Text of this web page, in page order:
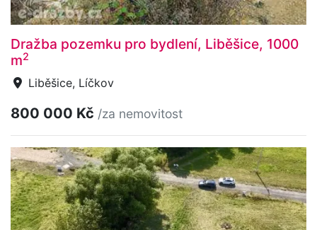
Dražba pozemku pro bydlení, Liběšice, 1000
m2
Liběšice, Líčkov
800 000 Kč /za nemovitost